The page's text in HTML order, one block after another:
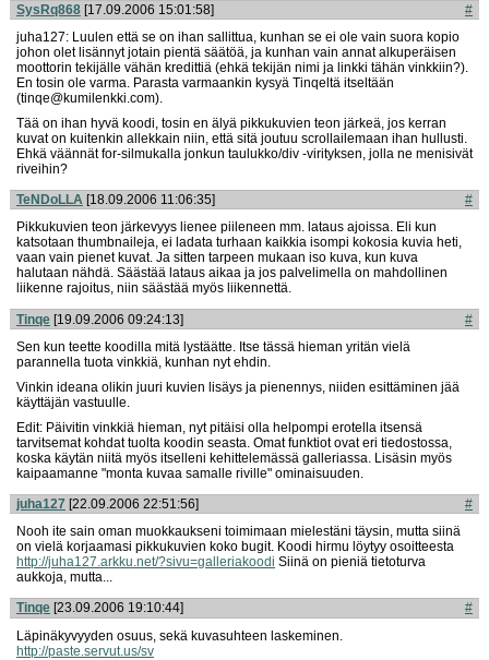
SysRq868 [17.09.2006 15:01:58]
#
juha127: Luulen että se on ihan sallittua, kunhan se ei ole vain suora kopio
johon olet lisännyt jotain pientä säätöä, ja kunhan vain annat alkuperäisen
moottorin tekijälle vähän kredittiä (ehkä tekijän nimi ja linkki tähän vinkkiin?).
En tosin ole varma. Parasta varmaankin kysyä Tinqeltä itseltään
(tinqe@kumilenkki.com).
Tää on ihan hyvä koodi, tosin en älyä pikkukuvien teon järkeä, jos kerran
kuvat on kuitenkin allekkain niin, että sitä joutuu scrollailemaan ihan hullusti.
Ehkä väännät for-silmukalla jonkun taulukko/div -virityksen, jolla ne menisivät
riveihin?
TeNDoLLA [18.09.2006 11:06:35]
#
Pikkukuvien teon järkevyys lienee piileneen mm. lataus ajoissa. Eli kun
katsotaan thumbnaileja, ei ladata turhaan kaikkia isompi kokosia kuvia heti,
vaan vain pienet kuvat. Ja sitten tarpeen mukaan iso kuva, kun kuva
halutaan nähdä. Säästää lataus aikaa ja jos palvelimella on mahdollinen
liikenne rajoitus, niin säästää myös liikennettä.
Tinqe [19.09.2006 09:24:13]
#
Sen kun teette koodilla mitä lystäätte. Itse tässä hieman yritän vielä
parannella tuota vinkkiä, kunhan nyt ehdin.
Vinkin ideana olikin juuri kuvien lisäys ja pienennys, niiden esittäminen jää
käyttäjän vastuulle.
Edit: Päivitin vinkkiä hieman, nyt pitäisi olla helpompi erotella itsensä
tarvitsemat kohdat tuolta koodin seasta. Omat funktiot ovat eri tiedostossa,
koska käytän niitä myös itselleni kehittelemässä galleriassa. Lisäsin myös
kaipaamanne "monta kuvaa samalle riville" ominaisuuden.
juha127 [22.09.2006 22:51:56]
#
Nooh ite sain oman muokkaukseni toimimaan mielestäni täysin, mutta siinä
on vielä korjaamasi pikkukuvien koko bugit. Koodi hirmu löytyy osoitteesta
http://juha127.arkku.net/?sivu=galleriakoodi Siinä on pieniä tietoturva
aukkoja, mutta...
Tinqe [23.09.2006 19:10:44]
#
Läpinäkyvyyden osuus, sekä kuvasuhteen laskeminen.
http://paste.servut.us/sv